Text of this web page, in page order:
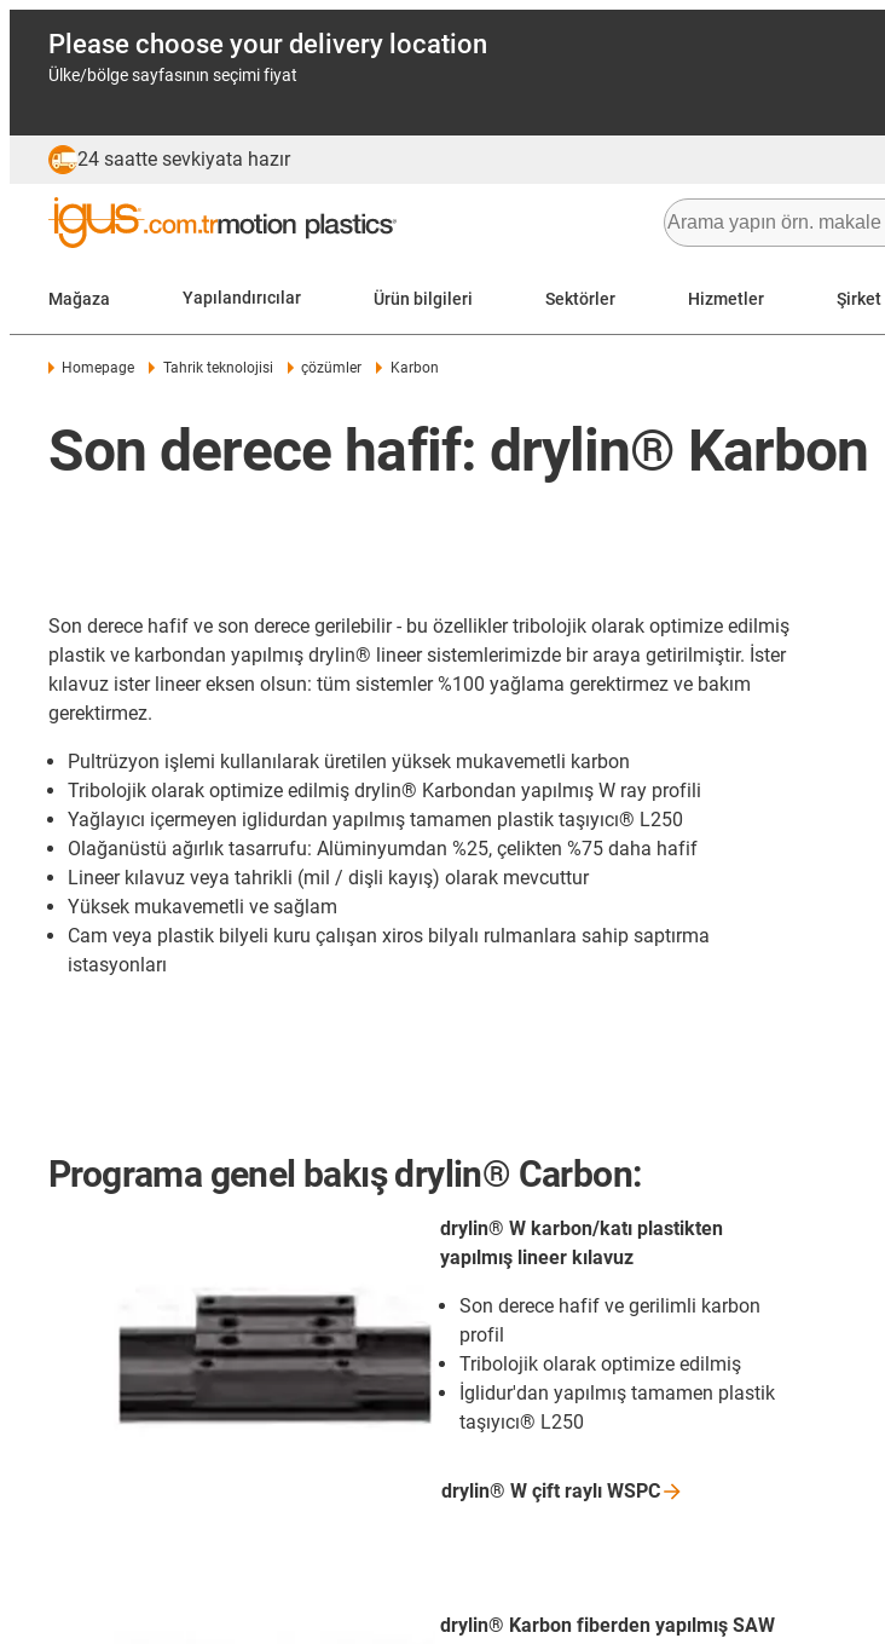
Please choose your delivery location
Ülke/bölge sayfasının seçimi fiyat
24 saatte sevkiyata hazır
Mağaza Yapılandırıcılar Ürün bilgileri Sektörler Hizmetler Şirket
Homepage Tahrik teknolojisi çözümler Karbon
Son derece hafif: drylin® Karbon
Son derece hafif ve son derece gerilebilir - bu özellikler tribolojik olarak optimize edilmiş
plastik ve karbondan yapılmış drylin® lineer sistemlerimizde bir araya getirilmiştir. İster
kılavuz ister lineer eksen olsun: tüm sistemler %100 yağlama gerektirmez ve bakım
gerektirmez.
Pultrüzyon işlemi kullanılarak üretilen yüksek mukavemetli karbon
Tribolojik olarak optimize edilmiş drylin® Karbondan yapılmış W ray profili
Yağlayıcı içermeyen iglidurdan yapılmış tamamen plastik taşıyıcı® L250
Olağanüstü ağırlık tasarrufu: Alüminyumdan %25, çelikten %75 daha hafif
Lineer kılavuz veya tahrikli (mil / dişli kayış) olarak mevcuttur
Yüksek mukavemetli ve sağlam
Cam veya plastik bilyeli kuru çalışan xiros bilyalı rulmanlara sahip saptırma
istasyonları
Programa genel bakış drylin® Carbon:
drylin® W karbon/katı plastikten
yapılmış lineer kılavuz
Son derece hafif ve gerilimli karbon
profil
Tribolojik olarak optimize edilmiş
İglidur'dan yapılmış tamamen plastik
taşıyıcı® L250
drylin® W çift raylı WSPC
drylin® Karbon fiberden yapılmış SAW